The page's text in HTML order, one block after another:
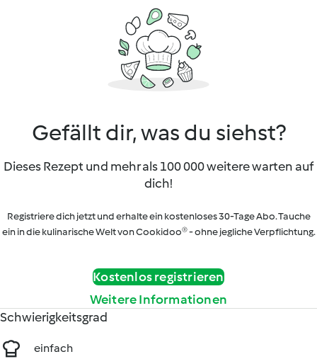
Gefällt dir, was du siehst?
Dieses Rezept und mehr als 100 000 weitere warten auf
dich!
Registriere dich jetzt und erhalte ein kostenloses 30-Tage Abo. Tauche
ein in die kulinarische Welt von Cookidoo® - ohne jegliche Verpflichtung.
Kostenlos registrieren
Weitere Informationen
Schwierigkeitsgrad
einfach